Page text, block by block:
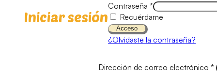
Iniciar sesión
Contraseña *
Recuérdame
Acceso
¿Olvidaste la contraseña?
Dirección de correo electrónico *